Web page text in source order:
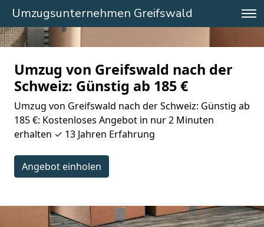
Umzugsunternehmen Greifswald
Umzug von Greifswald nach der
Schweiz: Günstig ab 185 €
Umzug von Greifswald nach der Schweiz: Günstig ab
185 €: Kostenloses Angebot in nur 2 Minuten
erhalten ✓ 13 Jahren Erfahrung
Angebot einholen